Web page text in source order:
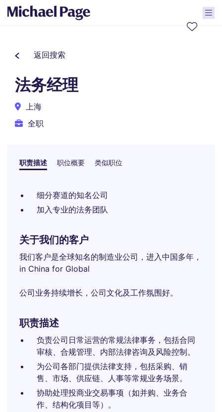
返回搜索
法务经理
上海
全职
职责描述 职位概要 类似职位
细分赛道的知名公司
加入专业的法务团队
关于我们的客户
我们客户是全球知名的制造业公司，进入中国多年，
in China for Global
公司业务持续增长，公司文化及工作氛围好。
职责描述
负责公司日常运营的常规法律事务，包括合同
审核、合规管理、内部法律咨询及风险控制。
为公司各部门提供法律支持，包括采购、销
售、市场、供应链、人事等常规业务场景。
协助处理投商业交易事项（如并购、业务合
作、结构化项目等）。